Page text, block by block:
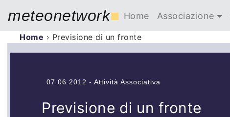
meteonetwork■ Home Associazione
Home › Previsione di un fronte
07.06.2012 - Attività Associativa
Previsione di un fronte